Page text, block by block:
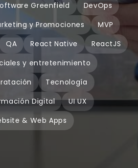
Greenfield
DevOps
y Promociones
MVP
QA React Native
ReactJS
y entretenimiento
Tecnología
Digital
UI UX
& Web Apps